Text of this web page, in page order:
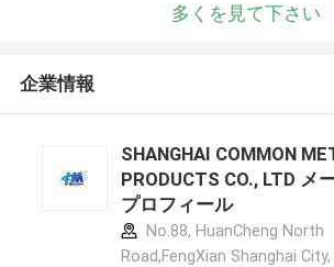
多くを見て下さい
企業情報
SHANGHAI COMMON
PRODUCTS CO., LTD メ
プロフィール
No.88, HuanCheng North
Road,FengXian Shanghai City,